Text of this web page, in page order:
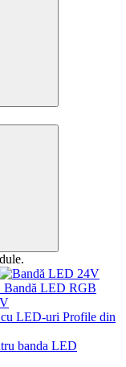
Bandă LED RGB
Profile din